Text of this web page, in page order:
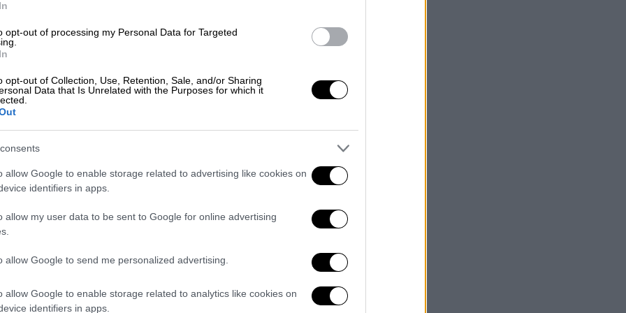
opt-out of processing my Personal Data for Targeted
opt-out of Collection, Use, Retention, Sale, and/or Sharing
Data that Is Unrelated with the Purposes for which it
allow Google to enable storage related to advertising like cookies on
identifiers in apps.
allow my user data to be sent to Google for online advertising
allow Google to send me personalized advertising.
allow Google to enable storage related to analytics like cookies on
identifiers in apps.
για τη ζωή του Όζι
Σεπτεμβρίου
Garrel) και Γκαράνς Μαριλιέ (Garance
Ανιέρ Ανέι (Anyier Anei) και Έλα
μία δραματική ταινία η πλοκή της οποίας
Μόδας του Παρισιού
προκάλεσε ανάμεικτες αντιδράσεις,
της Maxine Walker, μιας σκηνοθέτιδας
ότι έχει καρκίνο του μαστού κατά τη